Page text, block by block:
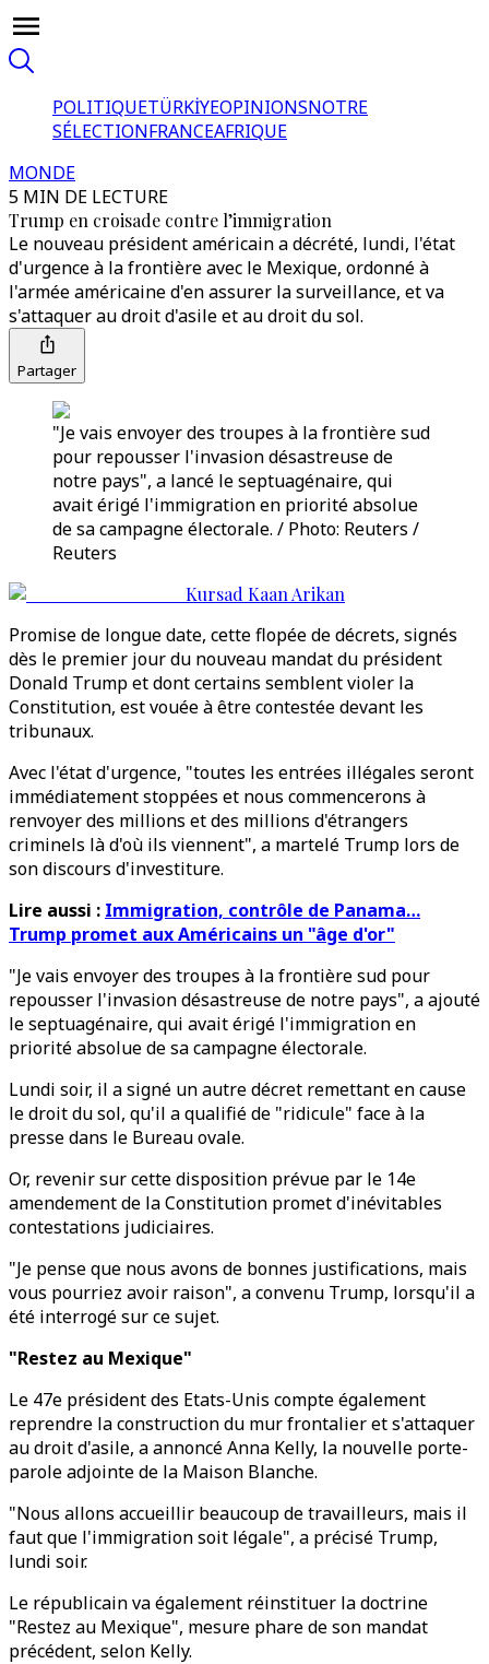
POLITIQUETÜRKİYEOPINIONSNOTRE
SÉLECTIONFRANCEAFRIQUE
MONDE
5 MIN DE LECTURE
Trump en croisade contre l’immigration
Le nouveau président américain a décrété, lundi, l'état
d'urgence à la frontière avec le Mexique, ordonné à
l'armée américaine d'en assurer la surveillance, et va
s'attaquer au droit d'asile et au droit du sol.
Partager
"Je vais envoyer des troupes à la frontière sud
pour repousser l'invasion désastreuse de
notre pays", a lancé le septuagénaire, qui
avait érigé l'immigration en priorité absolue
de sa campagne électorale. / Photo: Reuters /
Reuters
Kursad Kaan Arikan
Promise de longue date, cette flopée de décrets, signés
dès le premier jour du nouveau mandat du président
Donald Trump et dont certains semblent violer la
Constitution, est vouée à être contestée devant les
tribunaux.
Avec l'état d'urgence, "toutes les entrées illégales seront
immédiatement stoppées et nous commencerons à
renvoyer des millions et des millions d'étrangers
criminels là d'où ils viennent", a martelé Trump lors de
son discours d'investiture.
Lire aussi : Immigration, contrôle de Panama…
Trump promet aux Américains un "âge d'or"
"Je vais envoyer des troupes à la frontière sud pour
repousser l'invasion désastreuse de notre pays", a ajouté
le septuagénaire, qui avait érigé l'immigration en
priorité absolue de sa campagne électorale.
Lundi soir, il a signé un autre décret remettant en cause
le droit du sol, qu'il a qualifié de "ridicule" face à la
presse dans le Bureau ovale.
Or, revenir sur cette disposition prévue par le 14e
amendement de la Constitution promet d'inévitables
contestations judiciaires.
"Je pense que nous avons de bonnes justifications, mais
vous pourriez avoir raison", a convenu Trump, lorsqu'il a
été interrogé sur ce sujet.
"Restez au Mexique"
Le 47e président des Etats-Unis compte également
reprendre la construction du mur frontalier et s'attaquer
au droit d'asile, a annoncé Anna Kelly, la nouvelle porte-
parole adjointe de la Maison Blanche.
"Nous allons accueillir beaucoup de travailleurs, mais il
faut que l'immigration soit légale", a précisé Trump,
lundi soir.
Le républicain va également réinstituer la doctrine
"Restez au Mexique", mesure phare de son mandat
précédent, selon Kelly.